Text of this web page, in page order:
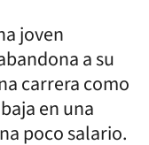
joven
a su
carrera como
en una
poco salario.